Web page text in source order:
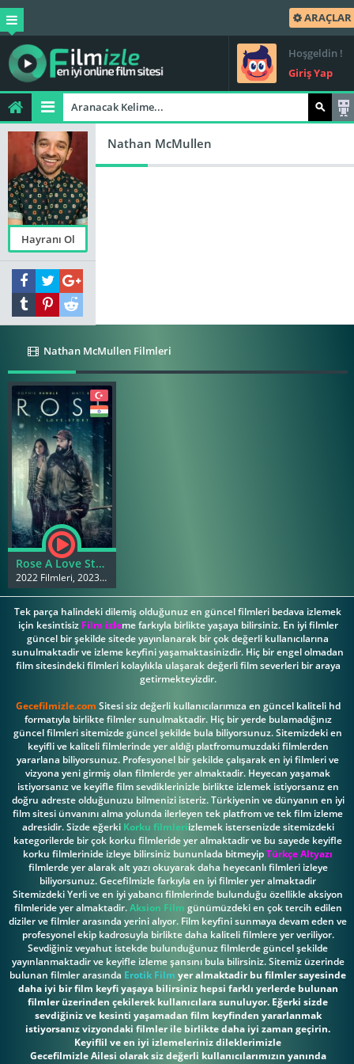
ARAÇLAR
Hoşgeldin !
Giriş Yap
Hayranı Ol
Nathan McMullen
Nathan McMullen Filmleri
Rose A Love Story izle
2022 Filmleri, 2023 Filmleri
Tek parça halindeki dilemiş olduğunuz en güncel filmleri bedava izlemek
için kesintisiz Film izleme farkıyla birlikte yaşaya bilirsiniz. En iyi filmler
güncel bir şekilde sitede yayınlanarak bir çok değerli kullanıcılarına
sunulmaktadir ve izleme keyfini yaşamaktasinizdir. Hiç bir engel olmadan
film sitesindeki filmleri kolaylıkla ulaşarak değerli film severleri bir araya
getirmekteyizdir.
Gecefilmizle.com Sitesi siz değerli kullanıcılarımıza en güncel kaliteli hd
formatıyla birlikte filmler sunulmaktadir. Hiç bir yerde bulamadığınız
güncel filmleri sitemizde güncel şekilde bula biliyorsunuz. Sitemizdeki en
keyifli ve kaliteli filmlerinde yer aldığı platfromumuzdaki filmlerden
yararlana biliyorsunuz. Profesyonel bir şekilde çalışarak en iyi filmleri ve
vizyona yeni girmiş olan filmlerde yer almaktadir. Heyecan yaşamak
istiyorsanız ve keyifle film sevdiklerinizle birlikte izlemek istiyorsanız en
doğru adreste olduğunuzu bilmenizi isteriz. Türkiyenin ve dünyanın en iyi
film sitesi ünvanını alma yolunda ilerleyen tek platfrom ve tek film izleme
adresidir. Sizde eğerki Korku filmleriizlemek istersenizde sitemizdeki
kategorilerde bir çok korku filmleride yer almaktadir ve bu sayede keyifle
korku filmlerinide izleye bilirsiniz bununlada bitmeyipTürkçe Altyazı
filmlerde yer alarak alt yazı okuyarak daha heyecanlı filmleri izleye
biliyorsunuz. Gecefilmizle farkıyla en iyi filmler yer almaktadir
Sitemizdeki Yerli ve en iyi yabancı filmlerinde bulunduğu özellikle aksiyon
filmleride yer almaktadir.Aksion Film günümüzdeki en çok tercih edilen
diziler ve filmler arasında yerini alıyor. Film keyfini sunmaya devam eden ve
profesyonel ekip kadrosuyla birlikte daha kaliteli filmlere yer veriliyor.
Sevdiğiniz veyahut istekde bulunduğunuz filmlerde güncel şekilde
yayınlanmaktadir ve keyifle izleme şansını bula bilirsiniz. Sitemiz üzerinde
bulunan filmler arasında Erotik Film yer almaktadir bu filmler sayesinde
daha iyi bir film keyfi yaşaya bilirsiniz hepsi farklı yerlerde bulunan
filmler üzerinden çekilerek kullanıcılara sunuluyor. Eğerki sizde
sevdiğiniz ve kesinti yaşamadan film keyfinden yararlanmak
istiyorsanız vizyondaki filmler ile birlikte daha iyi zaman geçirin.
Keyiflil ve en iyi izlemeleriniz dileklerimizle
Gecefilmizle Ailesi olarak siz değerli kullanıcılarımızın yanında